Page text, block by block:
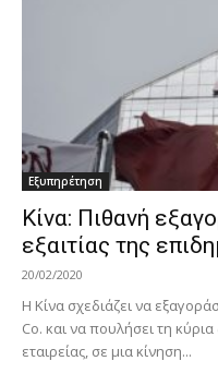
Εξυπηρέτηση
Κίνα: Πιθανή
εξαιτίας της
20/02/2020
Η Κίνα σχεδιάζει να
Co. και να πουλήσει τη
εταιρείας, σε μια κίνηση...